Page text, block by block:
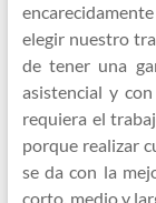
elegir nuestro
de tener una
asistencial y
requiera el
porque realizar
se da con la
corto, medio y